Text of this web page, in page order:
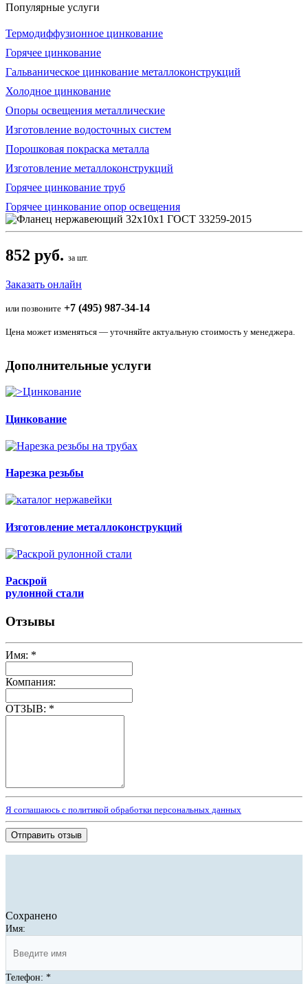
Популярные услуги
Термодиффузионное цинкование
Горячее цинкование
Гальваническое цинкование металлоконструкций
Холодное цинкование
Опоры освещения металлические
Изготовление водосточных систем
Порошковая покраска металла
Изготовление металлоконструкций
Горячее цинкование труб
Горячее цинкование опор освещения
852 руб. за шт.
Заказать онлайн
или позвоните +7 (495) 987-34-14
Цена может изменяться — уточняйте актуальную стоимость у менеджера.
Дополнительные услуги
Цинкование
Нарезка резьбы
Изготовление металлоконструкций
Раскрой
рулонной стали
Отзывы
Имя: *
Компания:
ОТЗЫВ: *
Я соглашаюсь с политикой обработки персональных данных
Отправить отзыв
Сохранено
Имя:
Телефон: *